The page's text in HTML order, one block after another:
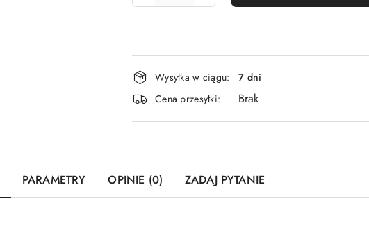
Dostępność
i
dostawa
Wysyłka w ciągu:
7 dni
Cena przesyłki:
Brak
PARAMETRY OPINIE (0) ZADAJ PYTANIE